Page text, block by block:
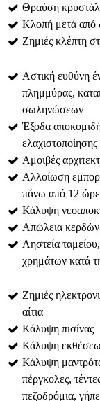
Θραύση
Κλοπή μετά από
Ζημιές κλέπτη
Αστική ευθύνη
πλημμύρας,
σωληνώσεων
Έξοδα
ελαχιστοποίησης
Αμοιβές
Αλλοίωση
πάνω από 12
Κάλυψη
Απώλεια κερδών
Ληστεία
χρημάτων κατά
Ζημιές
αίτια
Κάλυψη πισίνας
Κάλυψη
Κάλυψη
πέργκολες,
πεζοδρόμια,